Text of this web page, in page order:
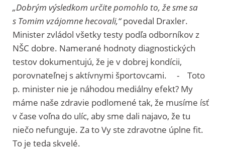
„Dobrým výsledkom určite pomohlo to, že sme sa
s Tomim vzájomne hecovali,“povedal Draxler.
Minister zvládol všetky testy podľa odborníkov z
NŠC dobre. Namerané hodnoty diagnostických
testov dokumentujú, že je v dobrej kondícii,
porovnateľnej s aktívnymi športovcami. - Toto
p. minister nie je náhodou mediálny efekt? My
máme naše zdravie podlomené tak, že musíme ísť
v čase voľna do ulíc, aby sme dali najavo, že tu
niečo nefunguje. Za to Vy ste zdravotne úplne fit.
To je teda skvelé.